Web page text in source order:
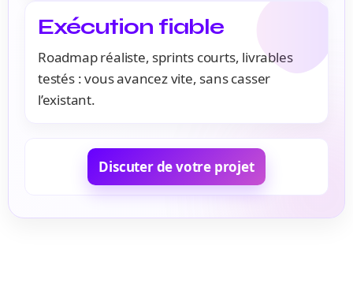
Exécution fiable
Roadmap réaliste, sprints courts, livrables
testés : vous avancez vite, sans casser
l’existant.
Discuter de votre projet